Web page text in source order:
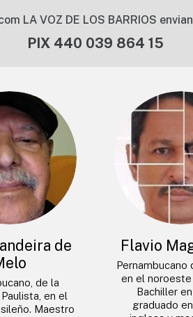
LA VOZ DE LOS BARRIOS
PIX 440 039 864 15
de
de la
en el
Maestro
Flavio
Pernambucano
en el noroeste
Bachiller
graduado